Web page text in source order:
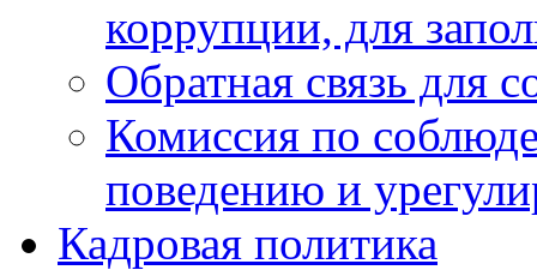
коррупции, для
Обратная связь для
Комиссия по
поведению и
Кадровая политика